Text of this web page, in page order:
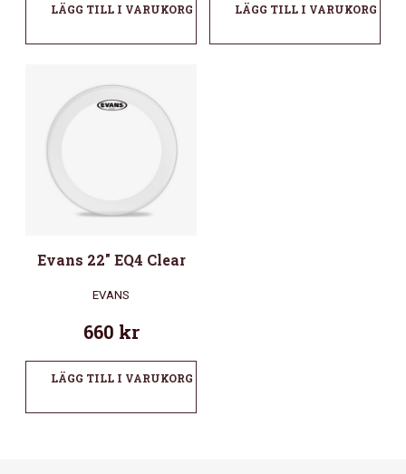
LÄGG TILL I VARUKORG LÄGG TILL I VARUKORG
Evans 22″ EQ4 Clear
EVANS
660 kr
LÄGG TILL I VARUKORG